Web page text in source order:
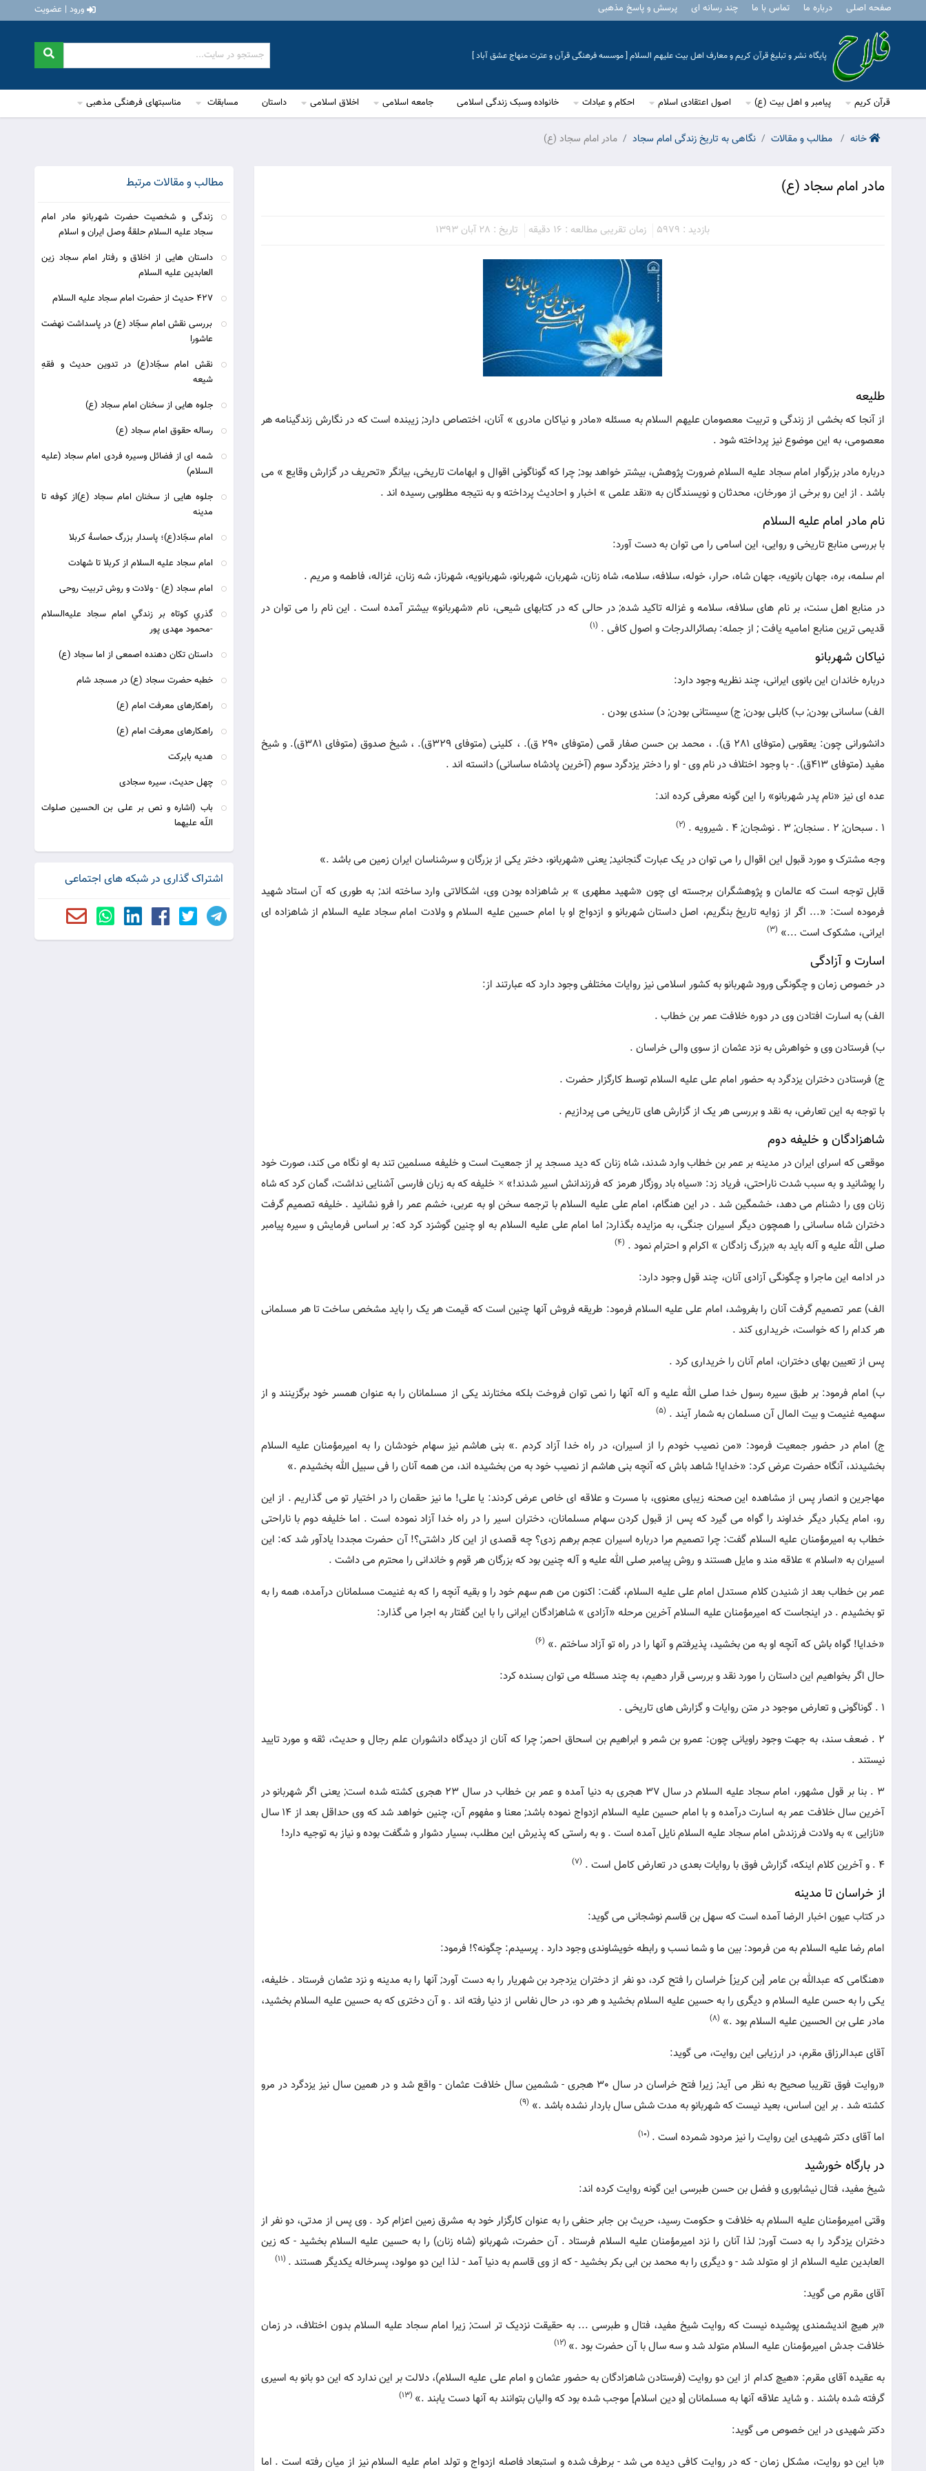
صفحه اصلی درباره ما تماس با ما چند رسانه ای پرسش و پاسخ مذهبی ورود | عضویت
پایگاه نشر و تبلیغ قرآن کریم و معارف اهل بیت علیهم السلام [ موسسه فرهنگی قرآن و عترت منهاج عشق آباد ]
قرآن کریم پیامبر و اهل بیت (ع) اصول اعتقادی اسلام احکام و عبادات خانواده وسبک زندگی اسلامی جامعه اسلامی اخلاق اسلامی داستان مسابقات مناسبتهای فرهنگی مذهبی
خانه مطالب و مقالات نگاهی به تاریخ زندگی امام سجاد مادر امام سجاد (ع)
مادر امام سجاد (ع)
بازدید : 5979 زمان تقریبی مطالعه : 16 دقیقه تاریخ : 28 آبان 1393
طلیعه
از آنجا که بخشی از زندگی و تربیت معصومان علیهم السلام به مسئله «مادر و نیاکان مادری » آنان، اختصاص دارد; زیبنده است که در نگارش زندگینامه هر
معصومی، به این موضوع نیز پرداخته شود .
درباره مادر بزرگوار امام سجاد علیه السلام ضرورت پژوهش، بیشتر خواهد بود; چرا که گوناگونی اقوال و ابهامات تاریخی، بیانگر «تحریف در گزارش وقایع » می
باشد . از این رو برخی از مورخان، محدثان و نویسندگان به «نقد علمی » اخبار و احادیث پرداخته و به نتیجه مطلوبی رسیده اند .
نام مادر امام علیه السلام
با بررسی منابع تاریخی و روایی، این اسامی را می توان به دست آورد:
ام سلمه، بره، جهان بانویه، جهان شاه، حرار، خوله، سلافه، سلامه، شاه زنان، شهربان، شهربانو، شهربانویه، شهرناز، شه زنان، غزاله، فاطمه و مریم .
در منابع اهل سنت، بر نام های سلافه، سلامه و غزاله تاکید شده; در حالی که در کتابهای شیعی، نام «شهربانو» بیشتر آمده است . این نام را می توان در
قدیمی ترین منابع امامیه یافت ; از جمله: بصائرالدرجات و اصول کافی . (1)
نیاکان شهربانو
درباره خاندان این بانوی ایرانی، چند نظریه وجود دارد:
الف) ساسانی بودن; ب) کابلی بودن; ج) سیستانی بودن; د) سندی بودن .
دانشورانی چون: یعقوبی (متوفای 281 ق). ، محمد بن حسن صفار قمی (متوفای 290 ق). ، کلینی (متوفای 329ق). ، شیخ صدوق (متوفای 381ق). و شیخ
مفید (متوفای 413ق). - با وجود اختلاف در نام وی - او را دختر یزدگرد سوم (آخرین پادشاه ساسانی) دانسته اند .
عده ای نیز «نام پدر شهربانو» را این گونه معرفی کرده اند:
1 . سبحان; 2 . سنجان; 3 . نوشجان; 4 . شیرویه .
(2)
وجه مشترک و مورد قبول این اقوال را می توان در یک عبارت گنجانید; یعنی «شهربانو، دختر یکی از بزرگان و سرشناسان ایران زمین می باشد .»
قابل توجه است که عالمان و پژوهشگران برجسته ای چون «شهید مطهری » بر شاهزاده بودن وی، اشکالاتی وارد ساخته اند; به طوری که آن استاد شهید
فرموده است: «... اگر از زوایه تاریخ بنگریم، اصل داستان شهربانو و ازدواج او با امام حسین علیه السلام و ولادت امام سجاد علیه السلام از شاهزاده ای
ایرانی، مشکوک است ...» (3)
اسارت و آزادگی
در خصوص زمان و چگونگی ورود شهربانو به کشور اسلامی نیز روایات مختلفی وجود دارد که عبارتند از:
الف) به اسارت افتادن وی در دوره خلافت عمر بن خطاب .
ب) فرستادن وی و خواهرش به نزد عثمان از سوی والی خراسان .
ج) فرستادن دختران یزدگرد به حضور امام علی علیه السلام توسط کارگزار حضرت .
با توجه به این تعارض، به نقد و بررسی هر یک از گزارش های تاریخی می پردازیم .
شاهزادگان و خلیفه دوم
موقعی که اسرای ایران در مدینه بر عمر بن خطاب وارد شدند، شاه زنان که دید مسجد پر از جمعیت است و خلیفه مسلمین تند به او نگاه می کند، صورت خود
را پوشانید و به سبب شدت ناراحتی، فریاد زد: «سیاه باد روزگار هرمز که فرزندانش اسیر شدند!» × خلیفه که به زبان فارسی آشنایی نداشت، گمان کرد که شاه
زنان وی را دشنام می دهد، خشمگین شد . در این هنگام، امام علی علیه السلام با ترجمه سخن او به عربی، خشم عمر را فرو نشانید . خلیفه تصمیم گرفت
دختران شاه ساسانی را همچون دیگر اسیران جنگی، به مزایده بگذارد; اما امام علی علیه السلام به او چنین گوشزد کرد که: بر اساس فرمایش و سیره پیامبر
صلی الله علیه و آله باید به «بزرگ زادگان » اکرام و احترام نمود . (4)
در ادامه این ماجرا و چگونگی آزادی آنان، چند قول وجود دارد:
الف) عمر تصمیم گرفت آنان را بفروشد، امام علی علیه السلام فرمود: طریقه فروش آنها چنین است که قیمت هر یک را باید مشخص ساخت تا هر مسلمانی
هر کدام را که خواست، خریداری کند .
پس از تعیین بهای دختران، امام آنان را خریداری کرد .
ب) امام فرمود: بر طبق سیره رسول خدا صلی الله علیه و آله آنها را نمی توان فروخت بلکه مختارند یکی از مسلمانان را به عنوان همسر خود برگزینند و از
سهمیه غنیمت و بیت المال آن مسلمان به شمار آیند . (5)
ج) امام در حضور جمعیت فرمود: «من نصیب خودم را از اسیران، در راه خدا آزاد کردم .» بنی هاشم نیز سهام خودشان را به امیرمؤمنان علیه السلام
بخشیدند، آنگاه حضرت عرض کرد: «خدایا! شاهد باش که آنچه بنی هاشم از نصیب خود به من بخشیده اند، من همه آنان را فی سبیل الله بخشیدم .»
مهاجرین و انصار پس از مشاهده این صحنه زیبای معنوی، با مسرت و علاقه ای خاص عرض کردند: یا علی! ما نیز حقمان را در اختیار تو می گذاریم . از این
رو، امام یکبار دیگر خداوند را گواه می گیرد که پس از قبول کردن سهام مسلمانان، دختران اسیر را در راه خدا آزاد نموده است . اما خلیفه دوم با ناراحتی
خطاب به امیرمؤمنان علیه السلام گفت: چرا تصمیم مرا درباره اسیران عجم برهم زدی؟ چه قصدی از این کار داشتی؟! آن حضرت مجددا یادآور شد که: این
اسیران به «اسلام » علاقه مند و مایل هستند و روش پیامبر صلی الله علیه و آله چنین بود که بزرگان هر قوم و خاندانی را محترم می داشت .
عمر بن خطاب بعد از شنیدن کلام مستدل امام علی علیه السلام، گفت: اکنون من هم سهم خود را و بقیه آنچه را که به غنیمت مسلمانان درآمده، همه را به
تو بخشیدم . در اینجاست که امیرمؤمنان علیه السلام آخرین مرحله «آزادی » شاهزادگان ایرانی را با این گفتار به اجرا می گذارد:
«خدایا! گواه باش که آنچه او به من بخشید، پذیرفتم و آنها را در راه تو آزاد ساختم .» (6)
حال اگر بخواهیم این داستان را مورد نقد و بررسی قرار دهیم، به چند مسئله می توان بسنده کرد:
1 . گوناگونی و تعارض موجود در متن روایات و گزارش های تاریخی .
2 . ضعف سند، به جهت وجود راویانی چون: عمرو بن شمر و ابراهیم بن اسحاق احمر; چرا که آنان از دیدگاه دانشوران علم رجال و حدیث، ثقه و مورد تایید
نیستند .
3 . بنا بر قول مشهور، امام سجاد علیه السلام در سال 37 هجری به دنیا آمده و عمر بن خطاب در سال 23 هجری کشته شده است; یعنی اگر شهربانو در
آخرین سال خلافت عمر به اسارت درآمده و با امام حسین علیه السلام ازدواج نموده باشد; معنا و مفهوم آن، چنین خواهد شد که وی حداقل بعد از 14 سال
«نازایی » به ولادت فرزندش امام سجاد علیه السلام نایل آمده است . و به راستی که پذیرش این مطلب، بسیار دشوار و شگفت بوده و نیاز به توجیه دارد!
4 . و آخرین کلام اینکه، گزارش فوق با روایات بعدی در تعارض کامل است .
(7)
از خراسان تا مدینه
در کتاب عیون اخبار الرضا آمده است که سهل بن قاسم نوشجانی می گوید:
امام رضا علیه السلام به من فرمود: بین ما و شما نسب و رابطه خویشاوندی وجود دارد . پرسیدم: چگونه؟! فرمود:
«هنگامی که عبدالله بن عامر [بن کریز] خراسان را فتح کرد، دو نفر از دختران یزدجرد بن شهریار را به دست آورد; آنها را به مدینه و نزد عثمان فرستاد . خلیفه،
یکی را به حسن علیه السلام و دیگری را به حسین علیه السلام بخشید و هر دو، در حال نفاس از دنیا رفته اند . و آن دختری که به حسین علیه السلام بخشید،
مادر علی بن الحسین علیه السلام بود .» (8)
آقای عبدالرزاق مقرم، در ارزیابی این روایت، می گوید:
«روایت فوق تقریبا صحیح به نظر می آید; زیرا فتح خراسان در سال 30 هجری - ششمین سال خلافت عثمان - واقع شد و در همین سال نیز یزدگرد در مرو
کشته شد . بر این اساس، بعید نیست که شهربانو به مدت شش سال باردار نشده باشد .» (9)
اما آقای دکتر شهیدی این روایت را نیز مردود شمرده است . (10)
در بارگاه خورشید
شیخ مفید، فتال نیشابوری و فضل بن حسن طبرسی این گونه روایت کرده اند:
وقتی امیرمؤمنان علیه السلام به خلافت و حکومت رسید، حریث بن جابر حنفی را به عنوان کارگزار خود به مشرق زمین اعزام کرد . وی پس از مدتی، دو نفر از
دختران یزدگرد را به دست آورد; لذا آنان را نزد امیرمؤمنان علیه السلام فرستاد . آن حضرت، شهربانو (شاه زنان) را به حسین علیه السلام بخشید - که زین
العابدین علیه السلام از او متولد شد - و دیگری را به محمد بن ابی بکر بخشید - که از وی قاسم به دنیا آمد - لذا این دو مولود، پسرخاله یکدیگر هستند . (11)
آقای مقرم می گوید:
«بر هیچ اندیشمندی پوشیده نیست که روایت شیخ مفید، فتال و طبرسی ... به حقیقت نزدیک تر است; زیرا امام سجاد علیه السلام بدون اختلاف، در زمان
خلافت جدش امیرمؤمنان علیه السلام متولد شد و سه سال با آن حضرت بود .» (12)
به عقیده آقای مقرم: «هیچ کدام از این دو روایت (فرستادن شاهزادگان به حضور عثمان و امام علی علیه السلام)، دلالت بر این ندارد که این دو بانو به اسیری
گرفته شده باشند . و شاید علاقه آنها به مسلمانان [و دین اسلام] موجب شده بود که والیان بتوانند به آنها دست یابند .» (13)
دکتر شهیدی در این خصوص می گوید:
«با این دو روایت، مشکل زمان - که در روایت کافی دیده می شد - برطرف شده و استبعاد فاصله ازدواج و تولد امام علیه السلام نیز از میان رفته است . اما
مطالب و مقالات مرتبط
زندگی و شخصیت حضرت شهربانو مادر امام
سجاد علیه السلام حلقۀ وصل ایران و اسلام
داستان هایی از اخلاق و رفتار امام سجاد زین
العابدین علیه السلام
427 حديث از حضرت امام سجاد عليه السلام
بررسی نقش امام سجّاد (ع) در پاسداشت نهضت
عاشورا
نقش امام سجّاد(ع) در تدوین حدیث و فقهِ
شیعه
جلوه هایی از سخنان امام سجاد (ع)
رساله حقوق امام سجاد (ع)
شمه ای از فضائل وسيره فردى امام سجاد (علیه
السلام)
جلوه هایی از سخنان امام سجاد (ع)از کوفه تا
مدینه
امام سجّاد(ع)؛ پاسدار بزرگ حماسۀ كربلا
امام سجاد علیه السلام از کربلا تا شهادت
امام سجاد (ع) - ولادت و روش تربیت روحی
گذري كوتاه بر زندگي امام سجاد عليه‌السلام
-محمود مهدی پور
داستان تكان دهنده اصمعى‏ از اما سجاد (ع)
خطبه حضرت سجاد (ع) در مسجد شام
راهکارهای معرفت امام (ع)
راهکارهای معرفت امام (ع)
هدیه بابرکت
چهل حديث، سيره سجادى
باب (اشاره و نص بر على بن الحسين صلوات
اللّه عليهما
اشتراک گذاری در شبکه های اجتماعی